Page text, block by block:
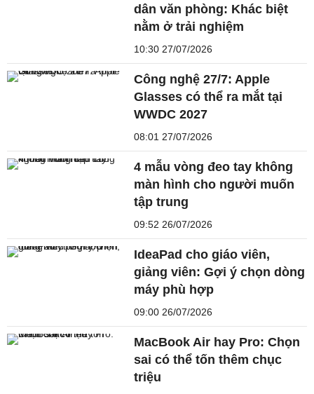
dân văn phòng: Khác biệt
nằm ở trải nghiệm
10:30 27/07/2026
Công nghệ 27/7: Apple
Glasses có thể ra mắt tại
WWDC 2027
08:01 27/07/2026
4 mẫu vòng đeo tay không
màn hình cho người muốn
tập trung
09:52 26/07/2026
IdeaPad cho giáo viên,
giảng viên: Gợi ý chọn dòng
máy phù hợp
09:00 26/07/2026
MacBook Air hay Pro: Chọn
sai có thể tốn thêm chục
triệu